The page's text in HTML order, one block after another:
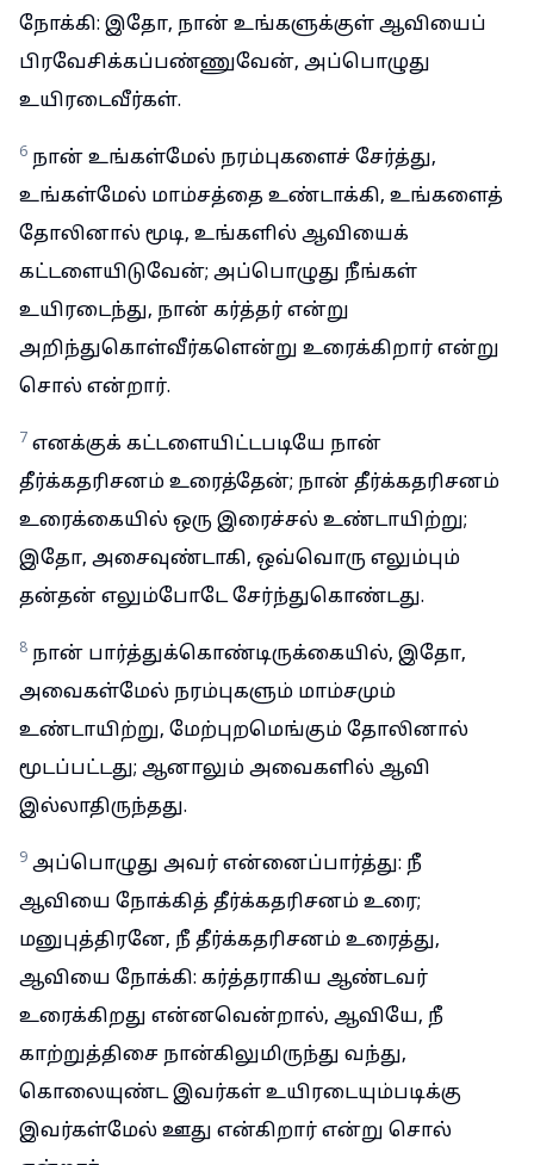
நோக்கி: இதோ, நான் உங்களுக்குள் ஆவியைப்
பிரவேசிக்கப்பண்ணுவேன், அப்பொழுது
உயிரடைவீர்கள்.
6 நான் உங்கள்மேல் நரம்புகளைச் சேர்த்து,
உங்கள்மேல் மாம்சத்தை உண்டாக்கி, உங்களைத்
தோலினால் மூடி, உங்களில் ஆவியைக்
கட்டளையிடுவேன்; அப்பொழுது நீங்கள்
உயிரடைந்து, நான் கர்த்தர் என்று
அறிந்துகொள்வீர்களென்று உரைக்கிறார் என்று
சொல் என்றார்.
7 எனக்குக் கட்டளையிட்டபடியே நான்
தீர்க்கதரிசனம் உரைத்தேன்; நான் தீர்க்கதரிசனம்
உரைக்கையில் ஒரு இரைச்சல் உண்டாயிற்று;
இதோ, அசைவுண்டாகி, ஒவ்வொரு எலும்பும்
தன்தன் எலும்போடே சேர்ந்துகொண்டது.
8 நான் பார்த்துக்கொண்டிருக்கையில், இதோ,
அவைகள்மேல் நரம்புகளும் மாம்சமும்
உண்டாயிற்று, மேற்புறமெங்கும் தோலினால்
மூடப்பட்டது; ஆனாலும் அவைகளில் ஆவி
இல்லாதிருந்தது.
9 அப்பொழுது அவர் என்னைப்பார்த்து: நீ
ஆவியை நோக்கித் தீர்க்கதரிசனம் உரை;
மனுபுத்திரனே, நீ தீர்க்கதரிசனம் உரைத்து,
ஆவியை நோக்கி: கர்த்தராகிய ஆண்டவர்
உரைக்கிறது என்னவென்றால், ஆவியே, நீ
காற்றுத்திசை நான்கிலுமிருந்து வந்து,
கொலையுண்ட இவர்கள் உயிரடையும்படிக்கு
இவர்கள்மேல் ஊது என்கிறார் என்று சொல்